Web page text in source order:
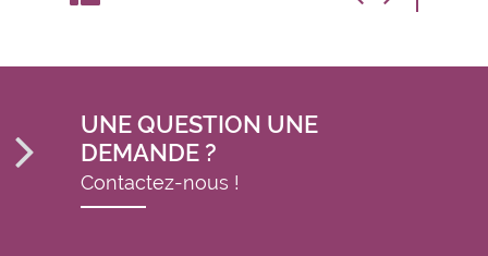
UNE QUESTION UNE
DEMANDE ?
Contactez-nous !